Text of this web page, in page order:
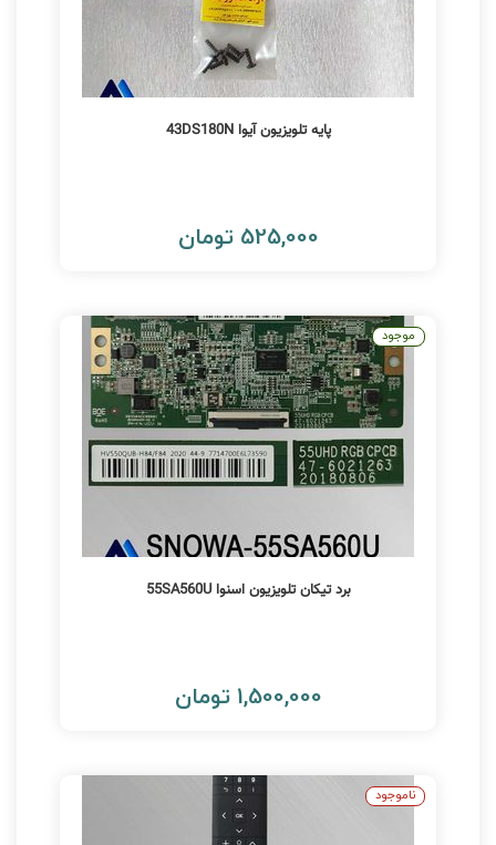
پایه تلویزیون آیوا 43DS180N
525,000 تومان
برد تیکان تلویزیون اسنوا 55SA560U
1,500,000 تومان
موجود
ناموجود